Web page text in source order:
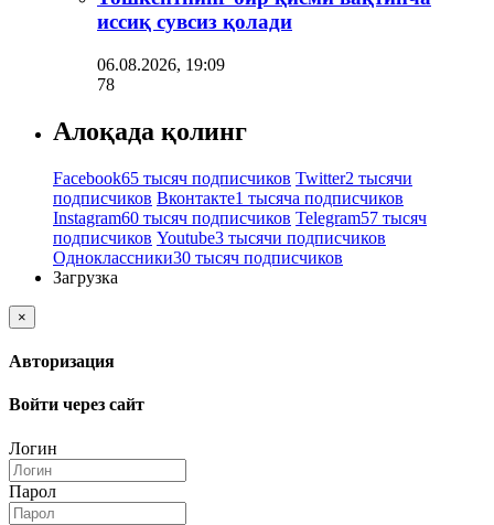
иссиқ сувсиз қолади
06.08.2026, 19:09
78
Алоқада қолинг
Facebook65 тысяч подписчиков Twitter2 тысячи
подписчиков Вконтакте1 тысяча подписчиков
Instagram60 тысяч подписчиков Telegram57 тысяч
подписчиков Youtube3 тысячи подписчиков
Одноклассники30 тысяч подписчиков
Загрузка
×
Авторизация
Войти через сайт
Логин
Парол